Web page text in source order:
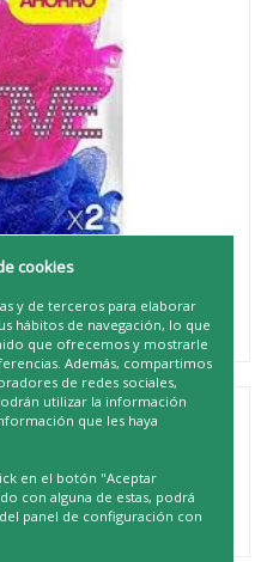
SPONGE X2
cookies
y de terceros para elaborar
hábitos de navegación, lo que
que ofrecemos y mostrarle
Además, compartimos
de redes sociales,
utilizar la información
que les haya
en el botón "Aceptar
con alguna de estas, podrá
panel de configuración con